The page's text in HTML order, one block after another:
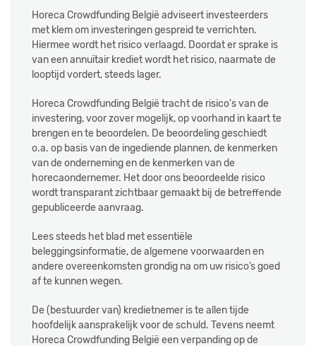
Horeca Crowdfunding België adviseert investeerders
met klem om investeringen gespreid te verrichten.
Hiermee wordt het risico verlaagd. Doordat er sprake is
van een annuïtair krediet wordt het risico, naarmate de
looptijd vordert, steeds lager.
Horeca Crowdfunding België tracht de risico's van de
investering, voor zover mogelijk, op voorhand in kaart te
brengen en te beoordelen. De beoordeling geschiedt
o.a. op basis van de ingediende plannen, de kenmerken
van de onderneming en de kenmerken van de
horecaondernemer. Het door ons beoordeelde risico
wordt transparant zichtbaar gemaakt bij de betreffende
gepubliceerde aanvraag.
Lees steeds het blad met essentiële
beleggingsinformatie, de algemene voorwaarden en
andere overeenkomsten grondig na om uw risico’s goed
af te kunnen wegen.
De (bestuurder van) kredietnemer is te allen tijde
hoofdelijk aansprakelijk voor de schuld. Tevens neemt
Horeca Crowdfunding België een verpanding op de